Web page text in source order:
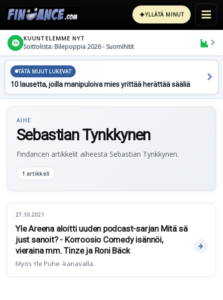
✦YLLÄTÄ MINUT
KUUNTELEMME NYT
Soittolista: Bilepoppia 2026 - Suomihitit
TÄTÄ MUUT LUKEVAT
10 lausetta, joilla manipuloiva mies yrittää herättää sääliä
AIHE
Sebastian Tynkkynen
Findancen artikkelit aiheesta Sebastian Tynkkynen.
1 artikkeli
27.10.2021
Yle Areena aloitti uuden podcast-sarjan Mitä sä
just sanoit? - Korroosio Comedy isännöi,
vieraina mm. Tinze ja Roni Bäck
Myös Yle Puhe -kanavalla.